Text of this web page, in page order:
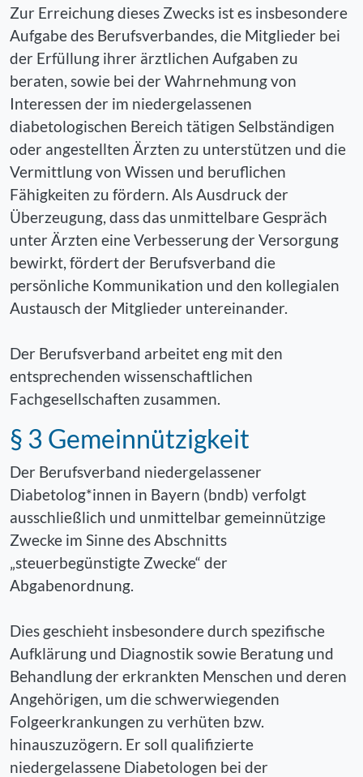
Zur Erreichung dieses Zwecks ist es insbesondere
Aufgabe des Berufsverbandes, die Mitglieder bei
der Erfüllung ihrer ärztlichen Aufgaben zu
beraten, sowie bei der Wahrnehmung von
Interessen der im niedergelassenen
diabetologischen Bereich tätigen Selbständigen
oder angestellten Ärzten zu unterstützen und die
Vermittlung von Wissen und beruflichen
Fähigkeiten zu fördern. Als Ausdruck der
Überzeugung, dass das unmittelbare Gespräch
unter Ärzten eine Verbesserung der Versorgung
bewirkt, fördert der Berufsverband die
persönliche Kommunikation und den kollegialen
Austausch der Mitglieder untereinander.
Der Berufsverband arbeitet eng mit den
entsprechenden wissenschaftlichen
Fachgesellschaften zusammen.
§ 3 Gemeinnützigkeit
Der Berufsverband niedergelassener
Diabetolog*innen in Bayern (bndb) verfolgt
ausschließlich und unmittelbar gemeinnützige
Zwecke im Sinne des Abschnitts
„steuerbegünstigte Zwecke“ der
Abgabenordnung.
Dies geschieht insbesondere durch spezifische
Aufklärung und Diagnostik sowie Beratung und
Behandlung der erkrankten Menschen und deren
Angehörigen, um die schwerwiegenden
Folgeerkrankungen zu verhüten bzw.
hinauszuzögern. Er soll qualifizierte
niedergelassene Diabetologen bei der